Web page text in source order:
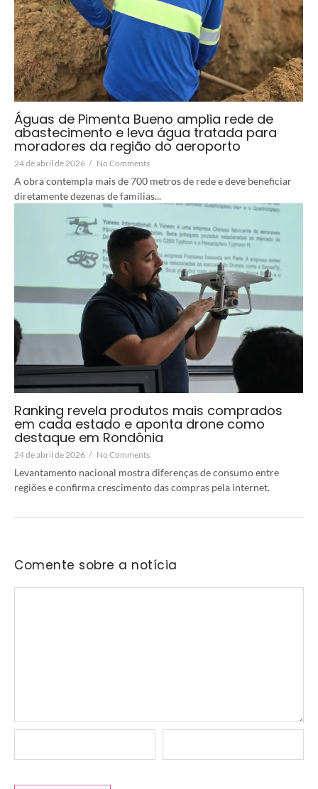
Águas de Pimenta Bueno amplia rede de
abastecimento e leva água tratada para
moradores da região do aeroporto
24 de abril de 2026 / No Comments
A obra contempla mais de 700 metros de rede e deve beneficiar
diretamente dezenas de famílias...
Ranking revela produtos mais comprados
em cada estado e aponta drone como
destaque em Rondônia
24 de abril de 2026 / No Comments
Levantamento nacional mostra diferenças de consumo entre
regiões e confirma crescimento das compras pela internet.
Comente sobre a notícia